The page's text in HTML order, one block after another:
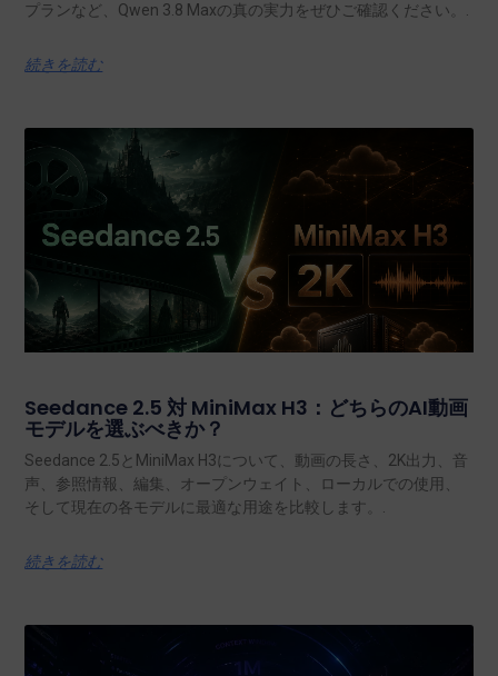
プランなど、Qwen 3.8 Maxの真の実力をぜひご確認ください。.
続きを読む
Seedance 2.5 対 MiniMax H3：どちらのAI動画
モデルを選ぶべきか？
Seedance 2.5とMiniMax H3について、動画の長さ、2K出力、音
声、参照情報、編集、オープンウェイト、ローカルでの使用、
そして現在の各モデルに最適な用途を比較します。.
続きを読む